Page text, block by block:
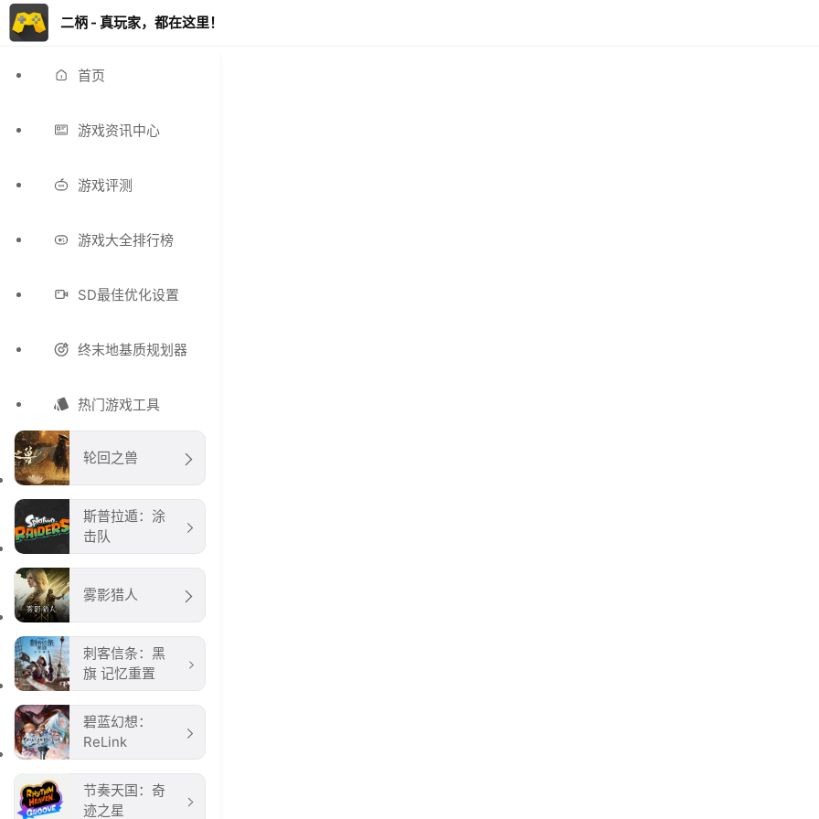
二柄 - 真玩家，都在这里！
首页
游戏资讯中心
游戏评测
游戏大全排行榜
SD最佳优化设置
终末地基质规划器
热门游戏工具
轮回之兽
斯普拉遁：涂
击队
雾影猎人
刺客信条：黑
旗 记忆重置
碧蓝幻想：
ReLink
节奏天国：奇
迹之星